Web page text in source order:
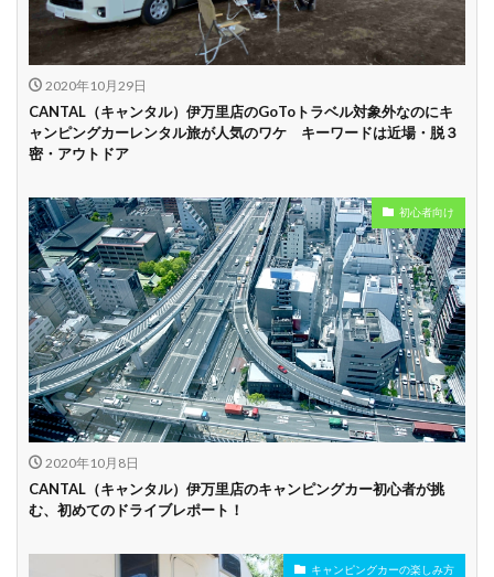
学割 早割
2020年10月29日
CANTAL（キャンタル）伊万里店のGoToトラベル対象外なのにキ
ャンピングカーレンタル旅が人気のワケ キーワードは近場・脱３
密・アウトドア
初心者向け
2020年10月8日
CANTAL（キャンタル）伊万里店のキャンピングカー初心者が挑
む、初めてのドライブレポート！
キャンピングカーの楽しみ方